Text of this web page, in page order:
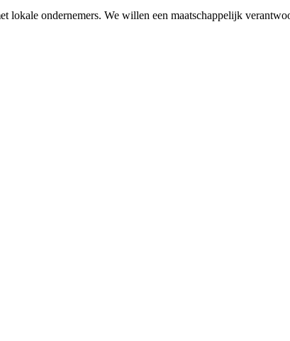
lokale ondernemers. We willen een maatschappelijk